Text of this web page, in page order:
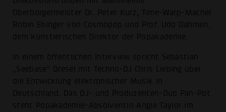
Oberbürgermeister Dr. Peter Kurz, Time-Warp-Macher
Robin Ebinger von Cosmopop und Prof. Udo Dahmen,
dem künstlerischen Direktor der Popakademie.
In einem öffentlichen Interview spricht Sebastian
„Seebase“ Dresel mit Techno-DJ Chris Liebing über
die Entwicklung elektronischer Musik in
Deutschland. Das DJ- und Produzenten-Duo Pan-Pot
steht Popakademie-Absolventin Angie Taylor im